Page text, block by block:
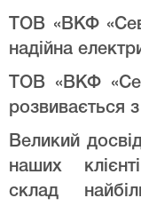
ТОВ «ВКФ
надійна
ТОВ «ВКФ
розвивається
Великий
наших
склад